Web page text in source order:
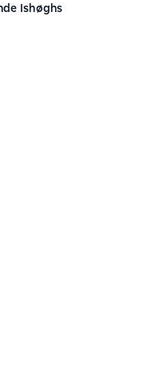
Ishøghs
на основе 0 оценок
на основе 0 оценок
на основе 0 оценок